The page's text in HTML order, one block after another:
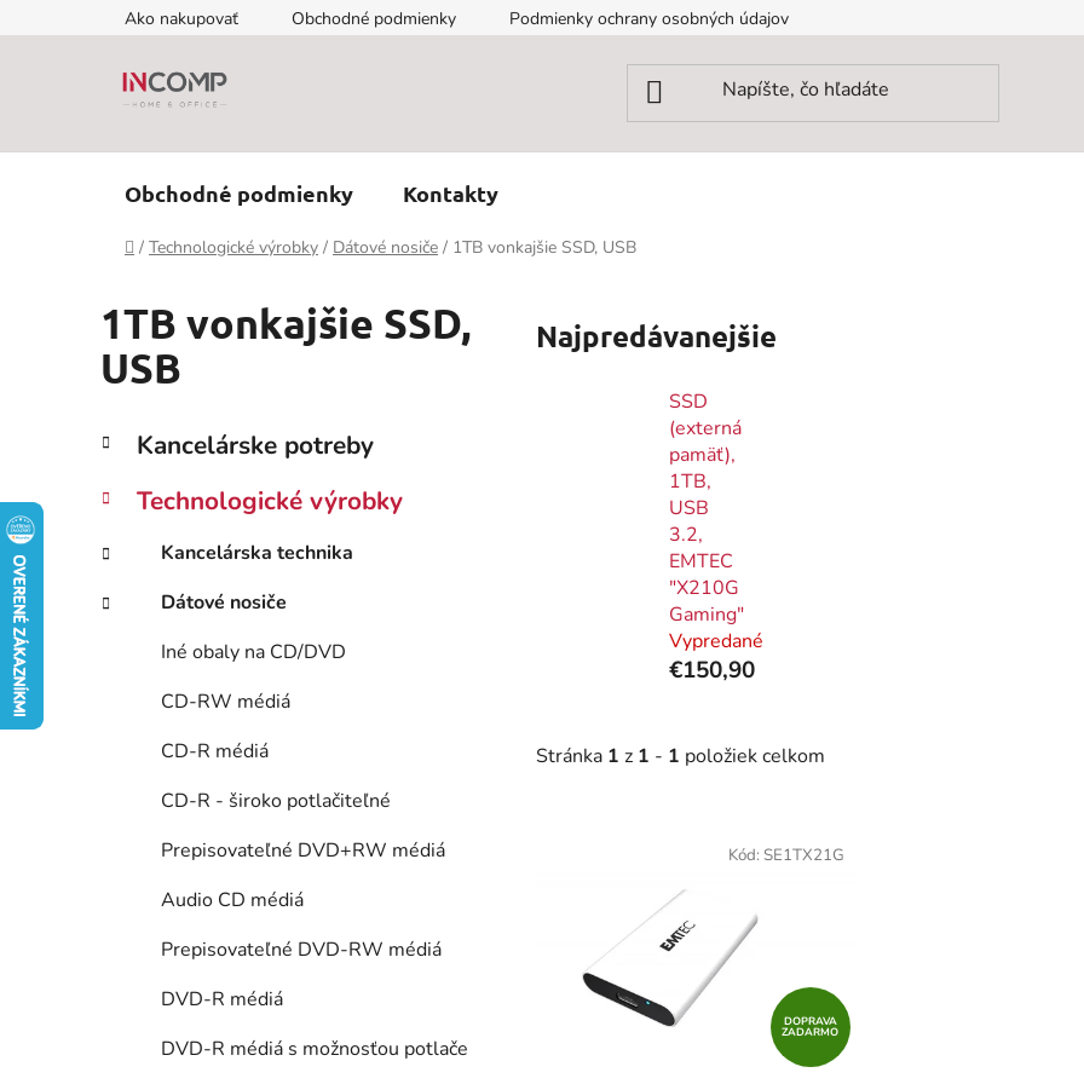
na
Ako nakupovať Obchodné podmienky Podmienky ochrany osobných údajov
Obchodné podmienky Kontakty
Domov
/ Technologické výrobky / Dátové nosiče / 1TB vonkajšie SSD, USB
1TB vonkajšie SSD,
USB
B
č
ý
p
a
Preskočiť
kategórie
K
a
e
ó
i
Kancelárske potreby
Technologické výrobky
Kancelárska technika
Dátové nosiče
Iné obaly na CD/DVD
CD-RW médiá
CD-R médiá
CD-R - široko potlačiteľné
Prepisovateľné DVD+RW médiá
Audio CD médiá
Prepisovateľné DVD-RW médiá
DVD-R médiá
DVD-R médiá s možnosťou potlače
Najpredávanejšie
SSD
(externá
pamäť),
1TB,
USB
3.2,
EMTEC
"X210G
Gaming"
Vypredané
€150,90
Stránka 1 z 1 - 1 položiek celkom
DOPRAVA
ZADARMO
Kód: SE1TX21G